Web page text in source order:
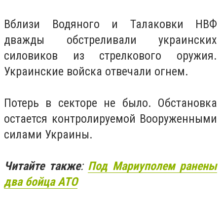
Вблизи Водяного и Талаковки НВФ
дважды обстреливали украинских
силовиков из стрелкового оружия.
Украинские войска отвечали огнем.
Потерь в секторе не было. Обстановка
остается контролируемой Вооруженными
силами Украины.
Читайте также: Под Мариуполем ранены
два бойца АТО